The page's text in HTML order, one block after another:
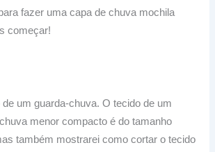
fazer uma capa de chuva mochila
começar!
de um guarda-chuva. O tecido de um
menor compacto é do tamanho
também mostrarei como cortar o tecido